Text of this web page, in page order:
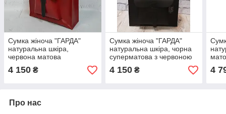
Сумка жіноча "ГАРДА"
натуральна шкіра,
червона матова
4 150 ₴
Сумка жіноча "ГАРДА"
натуральна шкіра, чорна
суперматова з червоною
підкладкою
4 150₴ 4
Про нас